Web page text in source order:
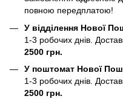
повною передплатою!
У відділення Нової
1-3 робочих днів.
2500 грн.
У поштомат Нової
1-3 робочих днів.
2500 грн.